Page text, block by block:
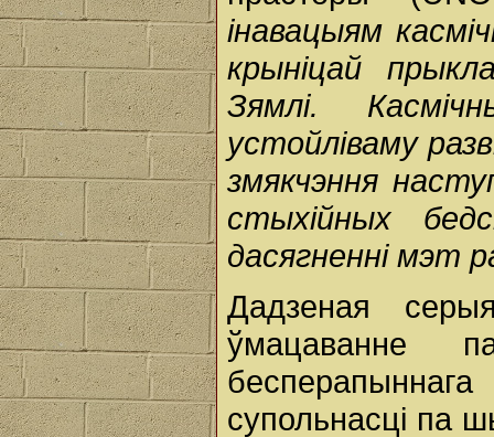
інавацыям
крыніцай
Зямлі.
устойліваму
змякчэння
стыхійных
дасягненні мэт
Дадзеная
ўмацаванне
супольнасці па